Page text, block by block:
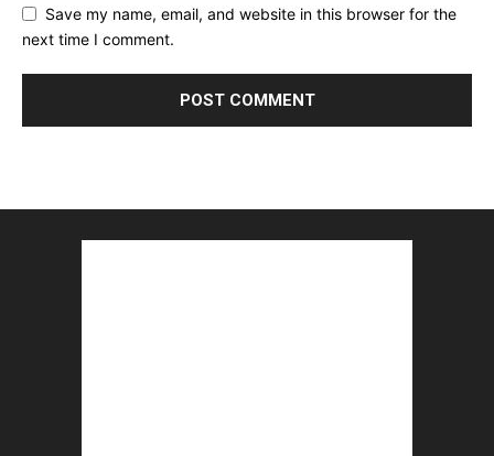
Save my name, email, and website in this browser for the
next time I comment.